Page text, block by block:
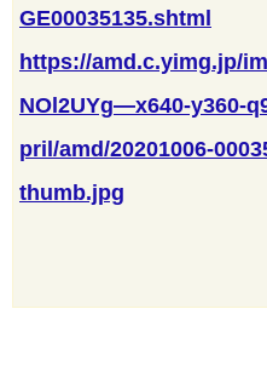
GE00035135.shtml
https://amd.c.yimg.jp/
NOl2UYg—x640-y360-
pril/amd/20201006-
thumb.jpg